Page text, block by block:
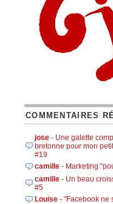
COMMENTAIRES
jose - Une galette
bretonne pour mon
#19
camille - Marketing
camille - Un beau
#5
Louise - "Facebook ne